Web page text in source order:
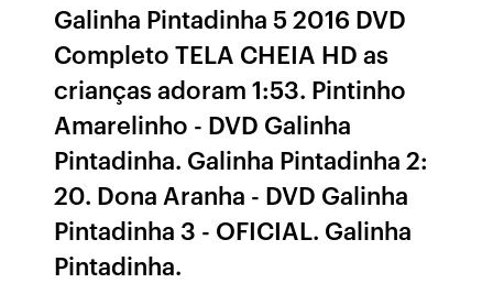
Galinha Pintadinha 5 2016 DVD
Completo TELA CHEIA HD as
crianças adoram 1:53. Pintinho
Amarelinho - DVD Galinha
Pintadinha. Galinha Pintadinha 2:
20. Dona Aranha - DVD Galinha
Pintadinha 3 - OFICIAL. Galinha
Pintadinha.